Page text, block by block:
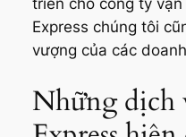
triển cho công ty vận
Express chúng tôi
vượng của các
Những dịch